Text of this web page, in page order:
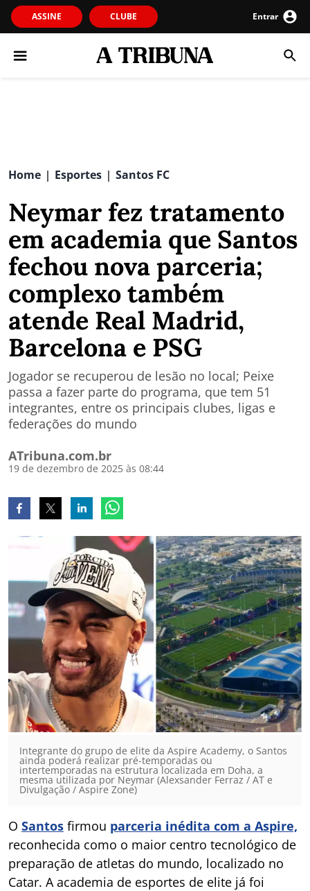
ASSINE CLUBE Entrar
Home | Esportes | Santos FC
Neymar fez tratamento
em academia que Santos
fechou nova parceria;
complexo também
atende Real Madrid,
Barcelona e PSG
Jogador se recuperou de lesão no local; Peixe
passa a fazer parte do programa, que tem 51
integrantes, entre os principais clubes, ligas e
federações do mundo
ATribuna.com.br
19 de dezembro de 2025 às 08:44
Integrante do grupo de elite da Aspire Academy, o Santos
ainda poderá realizar pré-temporadas ou
intertemporadas na estrutura localizada em Doha, a
mesma utilizada por Neymar (Alexsander Ferraz / AT e
Divulgação / Aspire Zone)
O Santos firmou parceria inédita com a Aspire,
reconhecida como o maior centro tecnológico de
preparação de atletas do mundo, localizado no
Catar. A academia de esportes de elite já foi